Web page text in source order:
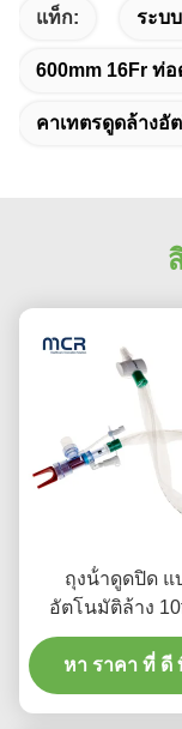
แท็ก: ระบ
600mm 16Fr ท่
คาเทตรดูดล้างอั
ถุงน้ําดูดปิด แ
อัตโนมัติล้าง
กลมเล็บหมุนคู่สํา
พยาบาล
หา ราคา ที่ ดี